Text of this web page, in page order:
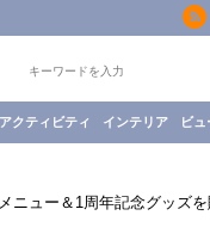
アクティビティ インテリア ビュ
ニュー＆1周年記念グッズ